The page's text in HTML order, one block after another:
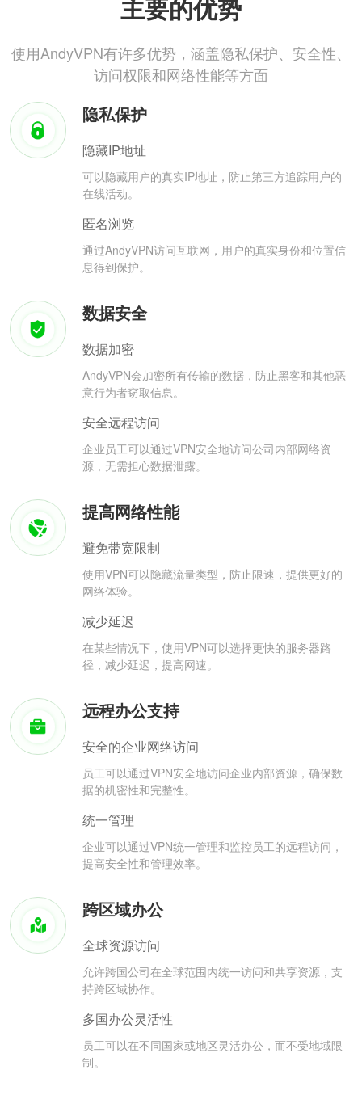
主要的优势
使用AndyVPN有许多优势，涵盖隐私保护、安全性、
访问权限和网络性能等方面
隐私保护
隐藏IP地址
可以隐藏用户的真实IP地址，防止第三方追踪用户的
在线活动。
匿名浏览
通过AndyVPN访问互联网，用户的真实身份和位置信
息得到保护。
数据安全
数据加密
AndyVPN会加密所有传输的数据，防止黑客和其他恶
意行为者窃取信息。
安全远程访问
企业员工可以通过VPN安全地访问公司内部网络资
源，无需担心数据泄露。
提高网络性能
避免带宽限制
使用VPN可以隐藏流量类型，防止限速，提供更好的
网络体验。
减少延迟
在某些情况下，使用VPN可以选择更快的服务器路
径，减少延迟，提高网速。
远程办公支持
安全的企业网络访问
员工可以通过VPN安全地访问企业内部资源，确保数
据的机密性和完整性。
统一管理
企业可以通过VPN统一管理和监控员工的远程访问，
提高安全性和管理效率。
跨区域办公
全球资源访问
允许跨国公司在全球范围内统一访问和共享资源，支
持跨区域协作。
多国办公灵活性
员工可以在不同国家或地区灵活办公，而不受地域限
制。